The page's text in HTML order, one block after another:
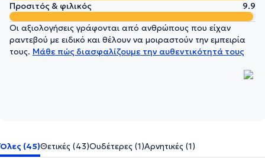
Προσιτός & φιλικός
9.9
Οι αξιολογήσεις γράφονται από ανθρώπους που είχαν
ραντεβού με ειδικό και θέλουν να μοιραστούν την εμπειρία
τους. Μάθε πώς διασφαλίζουμε την αυθεντικότητά τους
Όλες (45)Θετικές (43)Ουδέτερες (1)Αρνητικές (1)